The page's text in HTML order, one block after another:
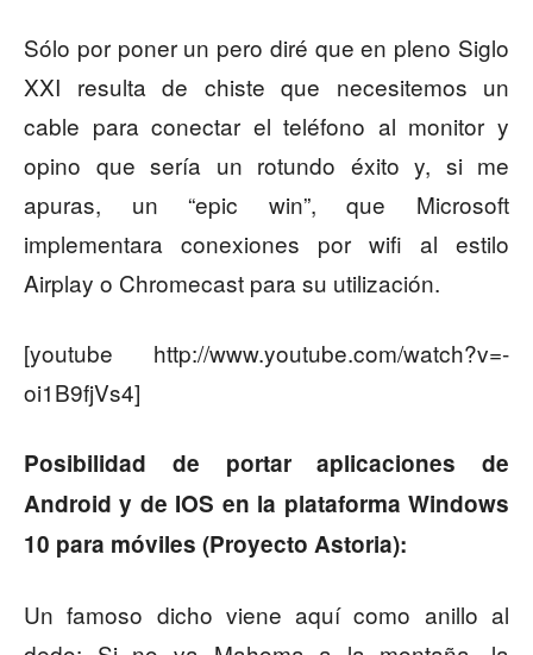
Sólo por poner un pero diré que en pleno Siglo
XXI resulta de chiste que necesitemos un
cable para conectar el teléfono al monitor y
opino que sería un rotundo éxito y, si me
apuras, un “epic win”, que Microsoft
implementara conexiones por wifi al estilo
Airplay o Chromecast para su utilización.
[youtube http://www.youtube.com/watch?v=-
oi1B9fjVs4]
Posibilidad de portar aplicaciones de
Android y de IOS en la plataforma Windows
10 para móviles (Proyecto Astoria):
Un famoso dicho viene aquí como anillo al